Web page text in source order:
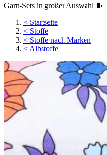
Garn-Sets in großer Auswahl 🧵
< Startseite
< Stoffe
< Stoffe nach Marken
< Albstoffe